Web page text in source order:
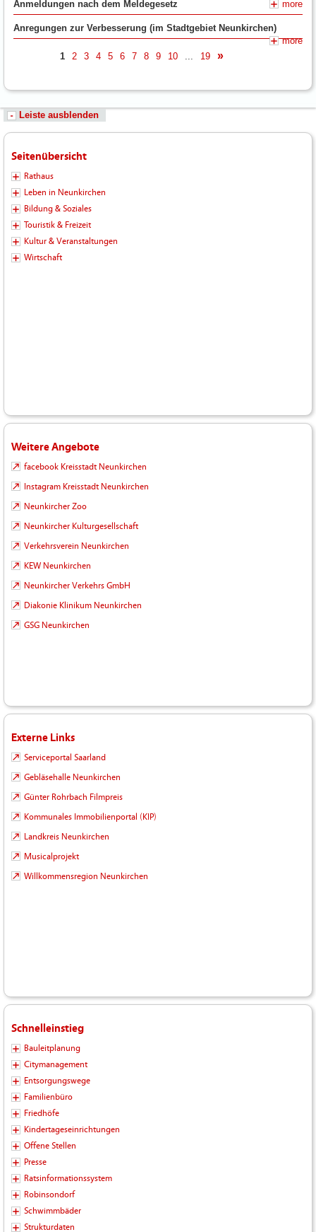
Anmeldungen nach dem Meldegesetz more
Anregungen zur Verbesserung (im Stadtgebiet Neunkirchen)
more
1
2 3 4 5 6 7 8 9 10 19
Leiste ausblenden
Seitenübersicht
Rathaus
Leben in Neunkirchen
Bildung & Soziales
Touristik & Freizeit
Kultur & Veranstaltungen
Wirtschaft
Weitere Angebote
facebook Kreisstadt Neunkirchen
Instagram Kreisstadt Neunkirchen
Neunkircher Zoo
Neunkircher Kulturgesellschaft
Verkehrsverein Neunkirchen
KEW Neunkirchen
Neunkircher Verkehrs GmbH
Diakonie Klinikum Neunkirchen
GSG Neunkirchen
Externe Links
Serviceportal Saarland
Gebläsehalle Neunkirchen
Günter Rohrbach Filmpreis
Kommunales Immobilienportal (KIP)
Landkreis Neunkirchen
Musicalprojekt
Willkommensregion Neunkirchen
Schnelleinstieg
Bauleitplanung
Citymanagement
Entsorgungswege
Familienbüro
Friedhöfe
Kindertageseinrichtungen
Offene Stellen
Presse
Ratsinformationssystem
Robinsondorf
Schwimmbäder
Strukturdaten